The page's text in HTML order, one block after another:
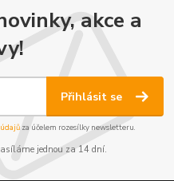
akce a
Přihlásit se
za účelem rozesílky newsletteru.
jednou za 14 dní.